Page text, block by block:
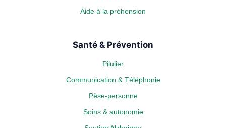
Aide à la préhension
Santé & Prévention
Pilulier
Communication & Téléphonie
Pèse-personne
Soins & autonomie